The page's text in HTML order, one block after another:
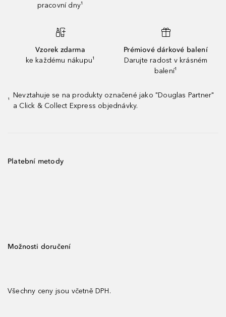
pracovní dny¹
Vzorek zdarma
ke každému nákupu¹
Prémiové dárkové balení
Darujte radost v krásném
balení¹
¹
Nevztahuje se na produkty označené jako "Douglas Partner"
a Click & Collect Express objednávky.
Platební metody
Možnosti doručení
Všechny ceny jsou včetně DPH.